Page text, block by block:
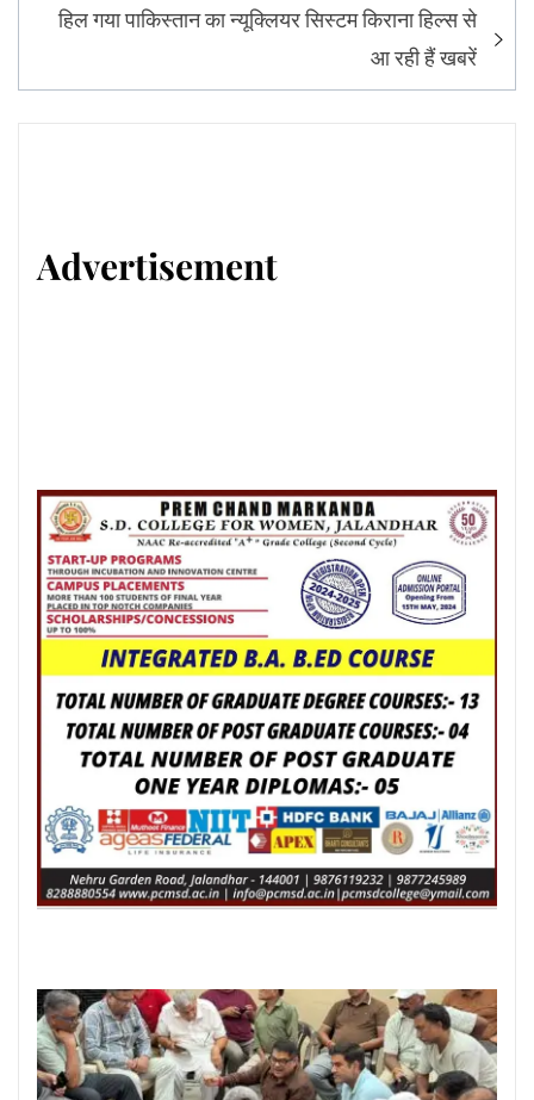
हिल गया पाकिस्तान का न्यूक्लियर सिस्टम किराना हिल्स से
आ रही हैं खबरें
Advertisement